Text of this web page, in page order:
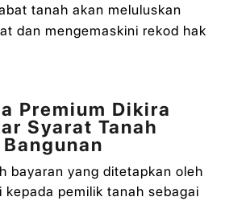
tanah akan meluluskan
dan mengemaskini rekod hak
Premium Dikira
Syarat Tanah
bayaran yang ditetapkan oleh
kepada pemilik tanah sebagai